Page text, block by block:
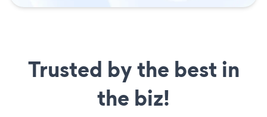
Trusted by the best in
the biz!